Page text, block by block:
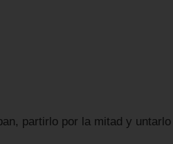
partirlo por la mitad y